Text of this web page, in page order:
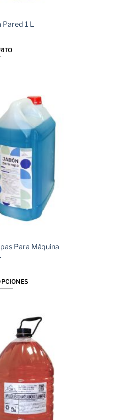
Pared 1 L
Para Máquina